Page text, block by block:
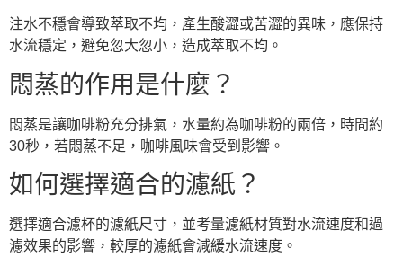
注水不穩會導致萃取不均，產生酸澀或苦澀的異味，應保持
水流穩定，避免忽大忽小，造成萃取不均。
悶蒸的作用是什麼？
悶蒸是讓咖啡粉充分排氣，水量約為咖啡粉的兩倍，時間約
30秒，若悶蒸不足，咖啡風味會受到影響。
如何選擇適合的濾紙？
選擇適合濾杯的濾紙尺寸，並考量濾紙材質對水流速度和過
濾效果的影響，較厚的濾紙會減緩水流速度。